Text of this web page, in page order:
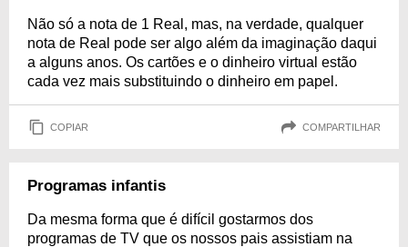
Não só a nota de 1 Real, mas, na verdade, qualquer
nota de Real pode ser algo além da imaginação daqui
a alguns anos. Os cartões e o dinheiro virtual estão
cada vez mais substituindo o dinheiro em papel.
COPIAR COMPARTILHAR
Programas infantis
Da mesma forma que é difícil gostarmos dos
programas de TV que os nossos pais assistiam na